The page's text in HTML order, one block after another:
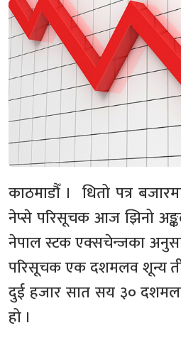
काठमाडौँ । धितो पत्र
नेप्से परिसूचक आज झिनो
नेपाल स्टक एक्सचेन्जका
परिसूचक एक दशमलव शून्य
दुई हजार सात सय ३०
हो ।